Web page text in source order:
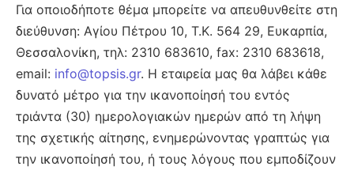
Για οποιοδήποτε θέμα μπορείτε να απευθυνθείτε στη
διεύθυνση: Αγίου Πέτρου 10, Τ.Κ. 564 29, Ευκαρπία,
Θεσσαλονίκη, τηλ: 2310 683610, fax: 2310 683618,
email: info@topsis.gr. Η εταιρεία μας θα λάβει κάθε
δυνατό μέτρο για την ικανοποίησή του εντός
τριάντα (30) ημερολογιακών ημερών από τη λήψη
της σχετικής αίτησης, ενημερώνοντας γραπτώς για
την ικανοποίησή του, ή τους λόγους που εμποδίζουν